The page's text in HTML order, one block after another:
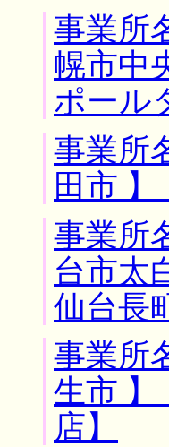
事業所
幌市中
ポール
事業所
田市
事業所
台市太
仙台長
事業所
生市
店】